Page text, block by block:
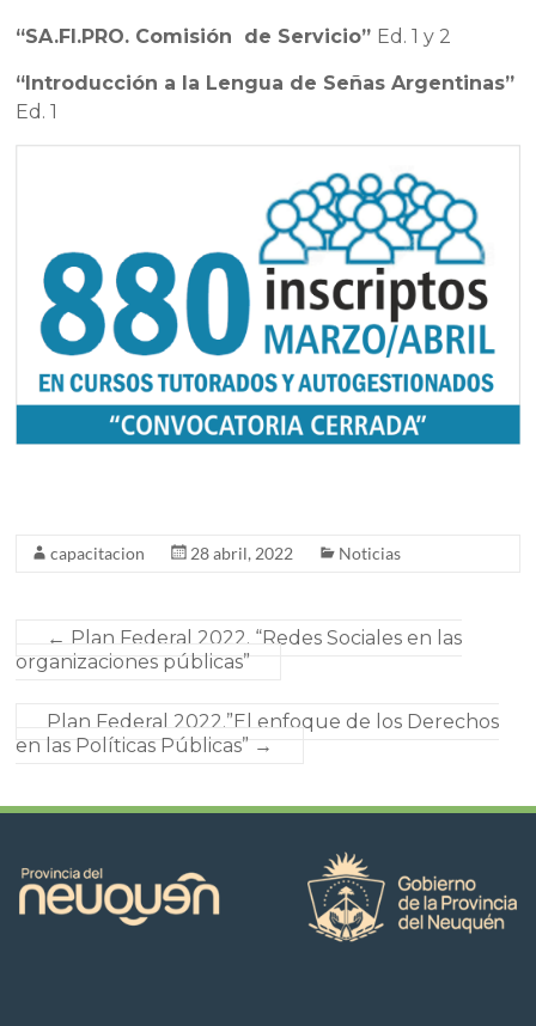
“SA.FI.PRO. Comisión de Servicio” Ed. 1 y 2
“Introducción a la Lengua de Señas Argentinas”
Ed. 1
capacitacion 28 abril, 2022 Noticias
← Plan Federal 2022. “Redes Sociales en las
organizaciones públicas”
Plan Federal 2022.”El enfoque de los Derechos
en las Políticas Públicas” →